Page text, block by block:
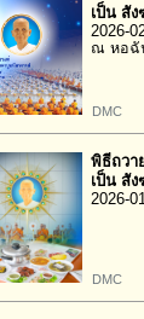
เป็น สั
2026-
ณ หอฉั
DMC
พิธีถวา
เป็น สั
2026-
DMC